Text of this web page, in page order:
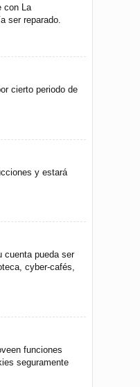
con La
ser reparado.
cierto periodo de
y estará
cuenta pueda ser
cyber-cafés,
funciones
seguramente